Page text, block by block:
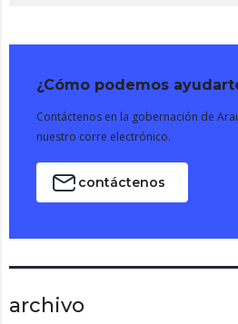
¿Cómo podemos
Contáctenos en la gobernación de
nuestro corre electrónico.
contáctenos
archivo